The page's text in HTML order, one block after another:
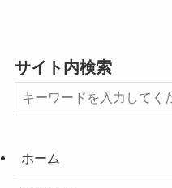
サイト内検索
ホーム